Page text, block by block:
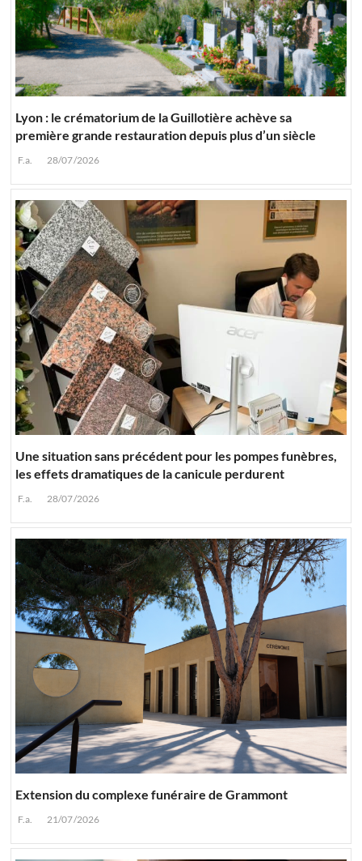
Lyon : le crématorium de la Guillotière achève sa
première grande restauration depuis plus d’un siècle
F.a. 28/07/2026
Une situation sans précédent pour les pompes funèbres,
les effets dramatiques de la canicule perdurent
F.a. 28/07/2026
Extension du complexe funéraire de Grammont
F.a. 21/07/2026